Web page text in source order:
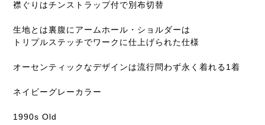
襟ぐりはチンストラップ付で別布切替
生地とは裏腹にアームホール・ショルダーは
トリプルステッチでワークに仕上げられた仕様
オーセンティックなデザインは流行問わず永く着れる1着
ネイビーグレーカラー
1990s Old